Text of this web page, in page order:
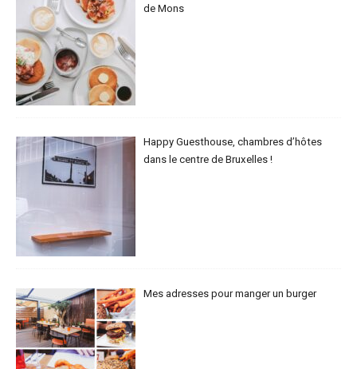
de Mons
Happy Guesthouse, chambres d’hôtes
dans le centre de Bruxelles !
Mes adresses pour manger un burger